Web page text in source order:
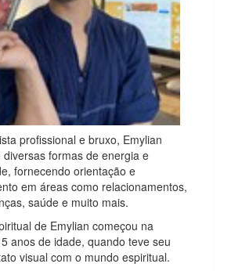
profissional e bruxo, Emylian
diversas formas de energia e
fornecendo orientação e
em áreas como relacionamentos,
saúde e muito mais.
de Emylian começou na
anos de idade, quando teve seu
visual com o mundo espiritual.